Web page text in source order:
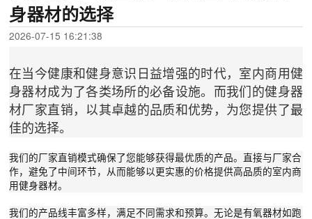
身器材的选择
2026-07-15 16:21:38
在当今健康和健身意识日益增强的时代，室内商用健
身器材成为了各类场所的必备设施。而我们的健身器
材厂家直销，以其卓越的品质和优势，为您提供了最
佳的选择。
我们的厂家直销模式确保了您能够获得最优质的产品。直接与厂家合
作，避免了中间环节，从而能够以更实惠的价格提供高品质的室内商
用健身器材。
我们的产品线丰富多样，满足不同需求和预算。无论是有氧器材如跑